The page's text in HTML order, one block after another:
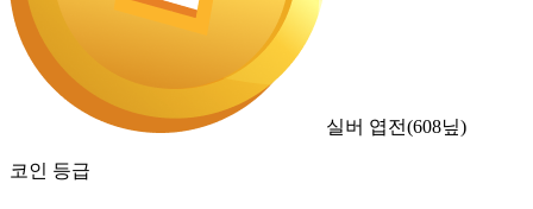
실버 엽전(608닢)
코인 등급